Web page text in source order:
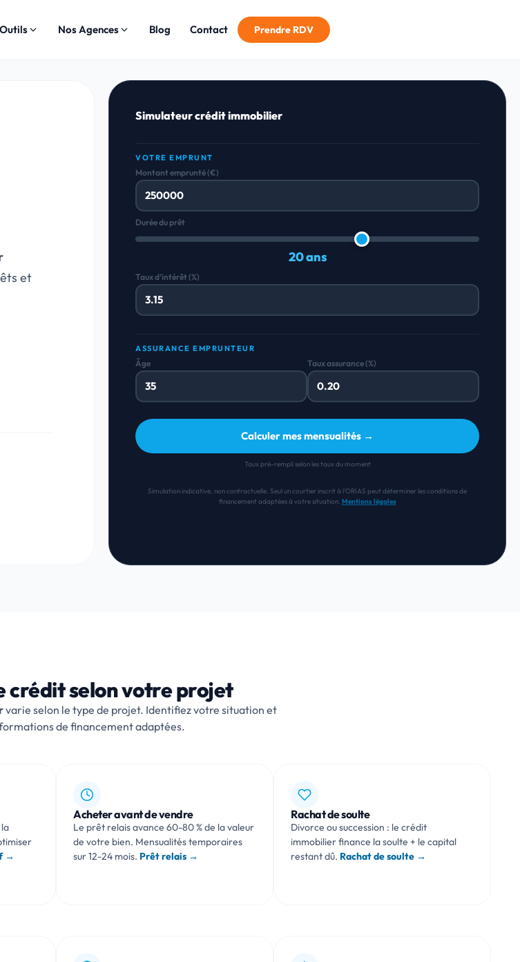
Nos Agences Blog Contact Prendre RDV
et
Simulateur crédit immobilier
VOTRE EMPRUNT
Montant emprunté (€)
Durée du prêt
20 ans
Taux d’intérêt (%)
ASSURANCE EMPRUNTEUR
Âge Taux assurance (%)
Calculer mes mensualités →
Taux pré-rempli selon les taux du moment
Simulation indicative, non contractuelle. Seul un courtier inscrit à l’ORIAS peut déterminer les conditions de
financement adaptées à votre situation. Mentions légales
crédit selon votre projet
varie selon le type de projet. Identifiez votre situation et
de financement adaptées.
→
Acheter avant de vendre
Le prêt relais avance 60-80 % de la valeur
de votre bien. Mensualités temporaires
sur 12-24 mois. Prêt relais →
Rachat de soulte
Divorce ou succession : le crédit
immobilier finance la soulte + le capital
restant dû. Rachat de soulte →